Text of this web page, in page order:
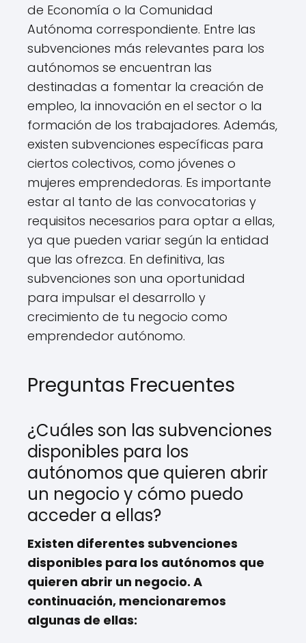
de Economía o la Comunidad
Autónoma correspondiente. Entre las
subvenciones más relevantes para los
autónomos se encuentran las
destinadas a fomentar la creación de
empleo, la innovación en el sector o la
formación de los trabajadores. Además,
existen subvenciones específicas para
ciertos colectivos, como jóvenes o
mujeres emprendedoras. Es importante
estar al tanto de las convocatorias y
requisitos necesarios para optar a ellas,
ya que pueden variar según la entidad
que las ofrezca. En definitiva, las
subvenciones son una oportunidad
para impulsar el desarrollo y
crecimiento de tu negocio como
emprendedor autónomo.
Preguntas Frecuentes
¿Cuáles son las subvenciones
disponibles para los
autónomos que quieren abrir
un negocio y cómo puedo
acceder a ellas?
Existen diferentes subvenciones
disponibles para los autónomos que
quieren abrir un negocio. A
continuación, mencionaremos
algunas de ellas: